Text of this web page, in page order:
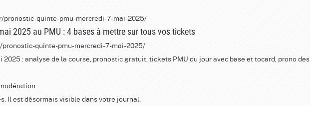
quinte-pmu-mercredi-7-mai-2025/
2025 au PMU : 4 bases à mettre sur tous vos tickets
quinte-pmu-mercredi-7-mai-2025/
2025 : analyse de la course, pronostic gratuit, tickets PMU du jour avec base et tocard, prono des
Il est désormais visible dans votre journal.